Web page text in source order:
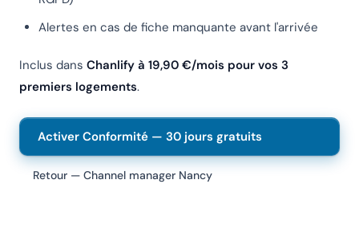
Alertes en cas de fiche manquante avant l'arrivée
Inclus dans Chanlify à 19,90 €/mois pour vos 3
premiers logements.
Activer Conformité — 30 jours gratuits
Retour — Channel manager Nancy